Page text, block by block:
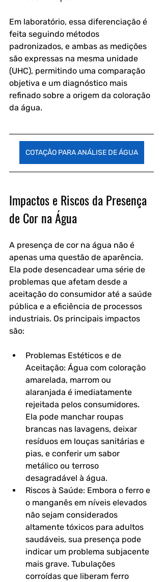
Em laboratório, essa diferenciação é
feita seguindo métodos
padronizados, e ambas as medições
são expressas na mesma unidade
(UHC), permitindo uma comparação
objetiva e um diagnóstico mais
refinado sobre a origem da coloração
da água.
COTAÇÃO PARA ANÁLISE DE ÁGUA
Impactos e Riscos da Presença
de Cor na Água
A presença de cor na água não é
apenas uma questão de aparência.
Ela pode desencadear uma série de
problemas que afetam desde a
aceitação do consumidor até a saúde
pública e a eficiência de processos
industriais. Os principais impactos
são:
Problemas Estéticos e de
Aceitação: Água com coloração
amarelada, marrom ou
alaranjada é imediatamente
rejeitada pelos consumidores.
Ela pode manchar roupas
brancas nas lavagens, deixar
resíduos em louças sanitárias e
pias, e conferir um sabor
metálico ou terroso
desagradável à água.
Riscos à Saúde: Embora o ferro e
o manganês em níveis elevados
não sejam considerados
altamente tóxicos para adultos
saudáveis, sua presença pode
indicar um problema subjacente
mais grave. Tubulações
corroídas que liberam ferro